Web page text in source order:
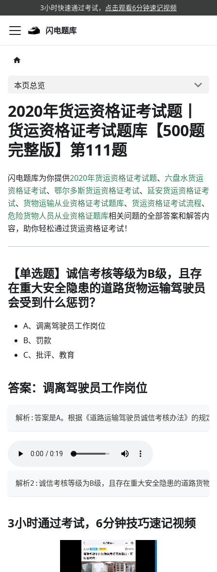
3小时快速通过考试， 点击观看6分钟速记视频
闪电题库
本页总览
2020年货运资格证考试题丨
货运资格证考试题库【500题
完整版】第111题
闪电题库为你提供2020年货运资格证考试题、 六盘水货运
资格证考试、 鄂尔多斯货运资格证考试、 延安货运资格证考
试、 货物运输从业资格证考试题库、 货运资格证考试流程、
危险货物人员从业资格证题库相关问题的全部答案和解答内
容，助你轻松通过货运资格证考试！
【单选题】诚信考核等级为B级，且存
在重大安全隐患的道路货物运输驾驶员
会受到什么惩罚？
A、调离驾驶员工作岗位
B、罚款
C、批评、教育
答案：调离驾驶员工作岗位
解析:答案是A。根据《道路运输驾驶员诚信考核办法》的规
解析2:诚信考核等级为B级，且存在重大安全隐患的道路货物
3小时通过考试，6分钟技巧速记视频